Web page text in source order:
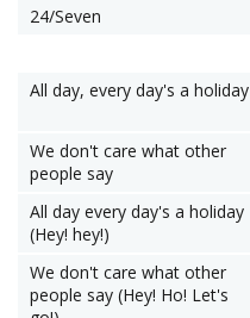
24/Seven
All day, every day's a holiday
We don't care what other
people say
All day every day's a holiday
(Hey! hey!)
We don't care what other
people say (Hey! Ho! Let's